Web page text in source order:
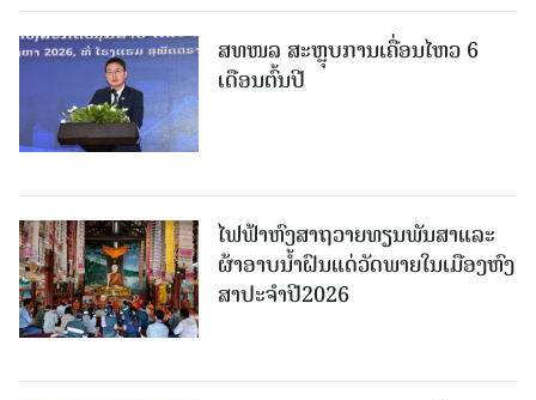
ສທໜລ ສະຫຼຸບການເຄື່ອນໄຫວ 6
ເດືອນຕົ້ນປີ
ໄຟຟ້າຫົງສາຖວາຍທຽນພັນສາແລະ
ຜ້າອາບນໍ້າຝົນແດ່ວັດພາຍໃນເມືອງຫົງ
ສາປະຈໍາປີ2026